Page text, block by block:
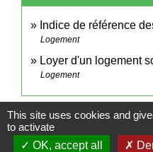
Indice de référence
Logement
Loyer d'un logement
Logement
Pour en savoir plus
This site uses cookies and
to activate
OK, accept all